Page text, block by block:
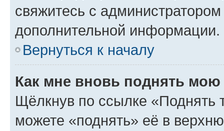
свяжитесь с
дополнительной информации.
Вернуться к началу
Как мне вновь поднять мою
Щёлкнув по ссылке «Поднять
можете «поднять» её в